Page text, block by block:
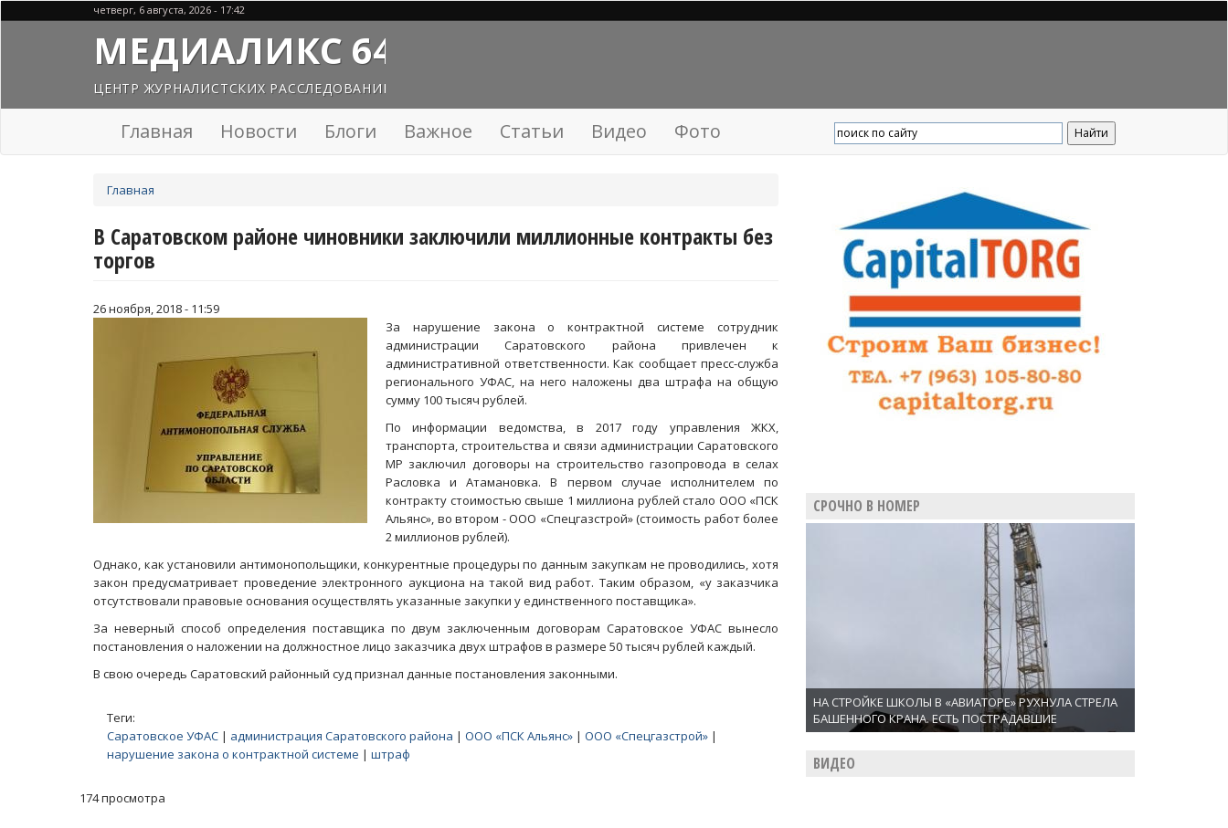
четверг, 6 августа, 2026 - 17:42
МЕДИАЛИКС 64
ЦЕНТР ЖУРНАЛИСТСКИХ РАССЛЕДОВАНИЙ
Главная Новости Блоги Важное Статьи Видео Фото
здесь
Главная
В Саратовском районе чиновники заключили миллионные контракты без
торгов
26 ноября, 2018 - 11:59
За нарушение закона о контрактной системе сотрудник
администрации Саратовского района привлечен к
административной ответственности. Как сообщает пресс-служба
регионального УФАС, на него наложены два штрафа на общую
сумму 100 тысяч рублей.
По информации ведомства, в 2017 году управления ЖКХ,
транспорта, строительства и связи администрации Саратовского
МР заключил договоры на строительство газопровода в селах
Расловка и Атамановка. В первом случае исполнителем по
контракту стоимостью свыше 1 миллиона рублей стало ООО «ПСК
Альянс», во втором - ООО «Спецгазстрой» (стоимость работ более
2 миллионов рублей).
Однако, как установили антимонопольщики, конкурентные процедуры по данным закупкам не проводились, хотя
закон предусматривает проведение электронного аукциона на такой вид работ. Таким образом, «у заказчика
отсутствовали правовые основания осуществлять указанные закупки у единственного поставщика».
За неверный способ определения поставщика по двум заключенным договорам Саратовское УФАС вынесло
постановления о наложении на должностное лицо заказчика двух штрафов в размере 50 тысяч рублей каждый.
В свою очередь Саратовский районный суд признал данные постановления законными.
Теги:
Саратовское УФАС | администрация Саратовского района | ООО «ПСК Альянс» | ООО «Спецгазстрой» |
нарушение закона о контрактной системе | штраф
174 просмотра
СРОЧНО В НОМЕР
НА СТРОЙКЕ ШКОЛЫ В «АВИАТОРЕ» РУХНУЛА СТРЕЛА
БАШЕННОГО КРАНА. ЕСТЬ ПОСТРАДАВШИЕ
ВИДЕО